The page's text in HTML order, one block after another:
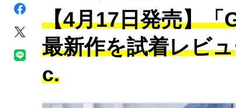
【4月17日発売】「
最新作を試着レビ
c.